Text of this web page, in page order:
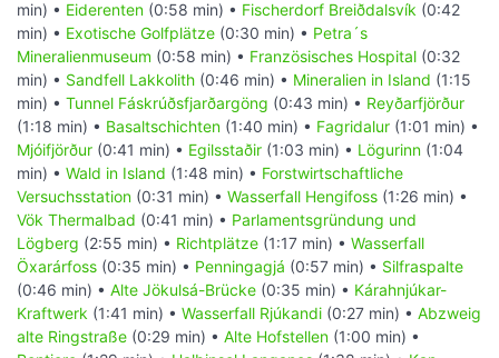
min) • Eiderenten (0:58 min) • Fischerdorf Breiðdalsvík (0:42
min) • Exotische Golfplätze (0:30 min) • Petra´s
Mineralienmuseum (0:58 min) • Französisches Hospital (0:32
min) • Sandfell Lakkolith (0:46 min) • Mineralien in Island (1:15
min) • Tunnel Fáskrúðsfjarðargöng (0:43 min) • Reyðarfjörður
(1:18 min) • Basaltschichten (1:40 min) • Fagridalur (1:01 min) •
Mjóifjörður (0:41 min) • Egilsstaðir (1:03 min) • Lögurinn (1:04
min) • Wald in Island (1:48 min) • Forstwirtschaftliche
Versuchsstation (0:31 min) • Wasserfall Hengifoss (1:26 min) •
Vök Thermalbad (0:41 min) • Parlamentsgründung und
Lögberg (2:55 min) • Richtplätze (1:17 min) • Wasserfall
Öxarárfoss (0:35 min) • Penningagjá (0:57 min) • Silfraspalte
(0:46 min) • Alte Jökulsá-Brücke (0:35 min) • Kárahnjúkar-
Kraftwerk (1:41 min) • Wasserfall Rjúkandi (0:27 min) • Abzweig
alte Ringstraße (0:29 min) • Alte Hofstellen (1:00 min) •